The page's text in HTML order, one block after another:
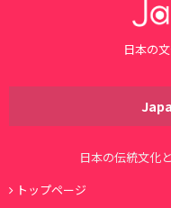
日本の
日本の伝統文化
トップページ